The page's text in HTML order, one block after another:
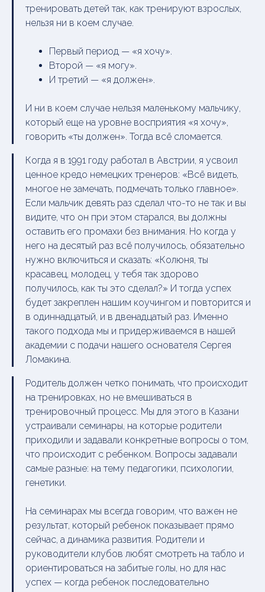
тренировать детей так, как тренируют взрослых,
нельзя ни в коем случае.
Первый период — «я хочу».
Второй — «я могу».
И третий — «я должен».
И ни в коем случае нельзя маленькому мальчику,
который еще на уровне восприятия «я хочу»,
говорить «ты должен». Тогда всё сломается.
Когда я в 1991 году работал в Австрии, я усвоил
ценное кредо немецких тренеров: «Всё видеть,
многое не замечать, подмечать только главное».
Если мальчик девять раз сделал что-то не так и вы
видите, что он при этом старался, вы должны
оставить его промахи без внимания. Но когда у
него на десятый раз всё получилось, обязательно
нужно включиться и сказать: «Колюня, ты
красавец, молодец, у тебя так здорово
получилось, как ты это сделал?» И тогда успех
будет закреплен нашим коучингом и повторится и
в одиннадцатый, и в двенадцатый раз. Именно
такого подхода мы и придерживаемся в нашей
академии с подачи нашего основателя Сергея
Ломакина.
Родитель должен четко понимать, что происходит
на тренировках, но не вмешиваться в
тренировочный процесс. Мы для этого в Казани
устраивали семинары, на которые родители
приходили и задавали конкретные вопросы о том,
что происходит с ребенком. Вопросы задавали
самые разные: на тему педагогики, психологии,
генетики.
На семинарах мы всегда говорим, что важен не
результат, который ребенок показывает прямо
сейчас, а динамика развития. Родители и
руководители клубов любят смотреть на табло и
ориентироваться на забитые голы, но для нас
успех — когда ребенок последовательно